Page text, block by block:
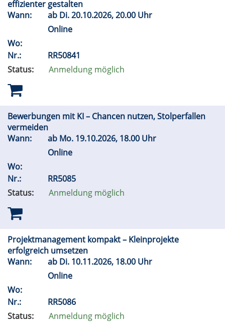
effizienter gestalten
Wann:
ab Di.20.10.2026, 20.00 Uhr
Online
Wo:
Nr.:
RR50841
Status:
Anmeldung möglich
Bewerbungen mit KI – Chancen nutzen, Stolperfallen
vermeiden
Wann:
ab Mo. 19.10.2026, 18.00 Uhr
Online
Wo:
Nr.:
RR5085
Status:
Anmeldung möglich
Projektmanagement kompakt – Kleinprojekte
erfolgreich umsetzen
Wann:
ab Di. 10.11.2026, 18.00 Uhr
Online
Wo:
Nr.:
RR5086
Status:
Anmeldung möglich